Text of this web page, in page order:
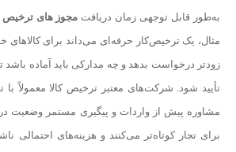
به‌طور قابل توجهی زمان دریافت مجوز های ترخیص
مثال، یک ترخیص‌کار حرفه‌ای می‌داند برای کالاهای
زودتر درخواست بدهد و چه مدارکی باید آماده باشد
تأیید شود. شرکت‌های معتبر ترخیص کالا معمولاً
مشاوره پیش از واردات و پیگیری مستمر وضعیت
برای تجار کوتاه‌تر می‌کنند و هزینه‌های احتمالی